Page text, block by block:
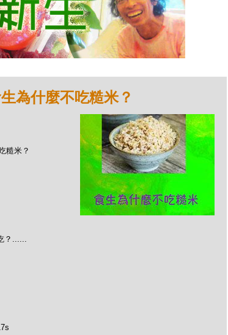
為什麼不吃糙米？
糙米？
？......